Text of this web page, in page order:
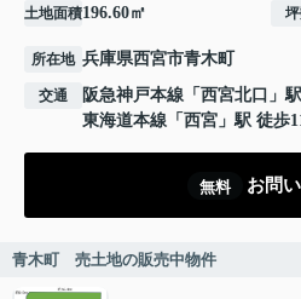
土地面積196.60㎡
所在地 兵庫県西宮市青木町
交通 阪急神戸本線 「 西宮北口 」
東海道本線 「 西宮 」駅 徒歩
無料 お問
青木町 売土地の販売中物件